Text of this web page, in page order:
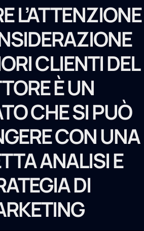
L’ATTENZIONE
CLIENTI DEL
È UN
CHE SI PUÒ
CON UNA
ANALISI E
DI